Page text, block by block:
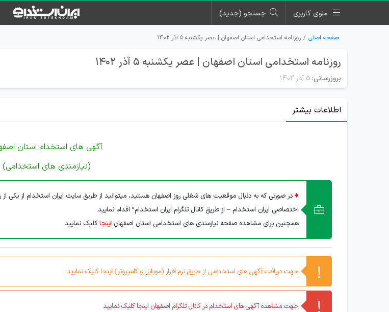
منوی کاربری جستجو (جدید)
صفحه اصلی روزنامه استخدامی استان اصفهان | عصر یکشنبه ۵ آذر ۱۴۰۲
روزنامه استخدامی استان اصفهان | عصر یکشنبه 5 آذر 1402
بروزرسانی: ۵ آذر ۱۴۰۲
اطلاعات بیشتر
آگهی های استخدام استان
(نیازمندی های استخدامی)
♦ در صورتی که به دنبال موقعیت های شغلی روز اصفهان هستید، میتوانید از طریق سایت ایران استخدام از
اختصاصی ایران استخدام – از طریق کانال تلگرام ایران استخدام” اقدام نمایید.
همچنین برای مشاهده صفحه نیازمندی های استخدامی استان اصفهان اینجاکلیک نمایید
جهت دریافت آگهی های استخدامی از طریق نرم افزار (موبایل و کامپیوتر) اینجا کلیک نمایید
جهت مشاهده آگهی های استخدام در کانال تلگرام اصفهان اینجا کلیک نمایید